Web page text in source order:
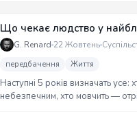
Що чекає людство у
G. Renard 22 Жовтень
передбачення Життя
Наступні 5 років визначать усе:
небезпечним, хто мовчить —